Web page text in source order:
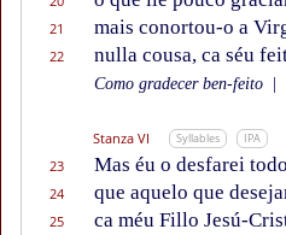
21 mais conortou-o a
22 nulla cousa, ca séu
Como gradecer ben-feito
Stanza VI Syllables IPA
23 Mas éu o desfarei todo
24 que aquelo que
25 ca méu Fillo Jesú-